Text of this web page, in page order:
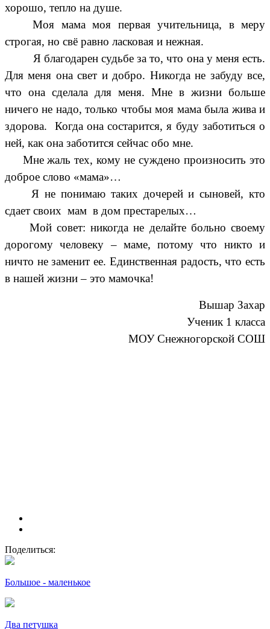
хорошо, тепло на душе.
Моя мама моя первая учительница, в меру
строгая, но свё равно ласковая и нежная.
Я благодарен судьбе за то, что она у меня есть.
Для меня она свет и добро. Никогда не забуду все,
что она сделала для меня. Мне в жизни больше
ничего не надо, только чтобы моя мама была жива и
здорова. Когда она состарится, я буду заботиться о
ней, как она заботится сейчас обо мне.
Мне жаль тех, кому не суждено произносить это
доброе слово «мама»…
Я не понимаю таких дочерей и сыновей, кто
сдает своих мам в дом престарелых…
Мой совет: никогда не делайте больно своему
дорогому человеку – маме, потому что никто и
ничто не заменит ее. Единственная радость, что есть
в нашей жизни – это мамочка!
Вышар Захар
Ученик 1 класса
МОУ Снежногорской СОШ
Поделиться:
Большое - маленькое
Два петушка